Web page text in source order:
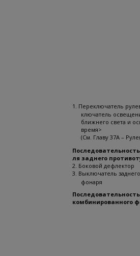
1. Переключатель
ключатель
ближнего света и
время>
(См. Главу 37А –
ля заднего
2. Боковой дефлектор
3. Выключатель
фонаря
комбинированного